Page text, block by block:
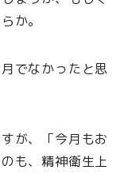
か。
でなかったと思
が、「今月もお
も、精神衛生上